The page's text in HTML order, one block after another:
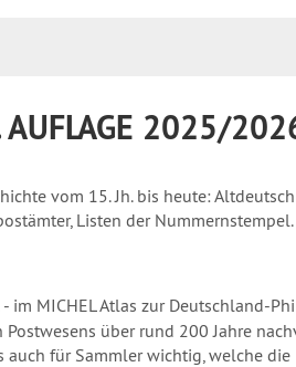
AUFLAGE 2025/
vom 15. Jh. bis heute:
Listen der Nummernstempel.
im MICHEL Atlas zur Deutschland-
über rund 200 Jahre
für Sammler wichtig, welche